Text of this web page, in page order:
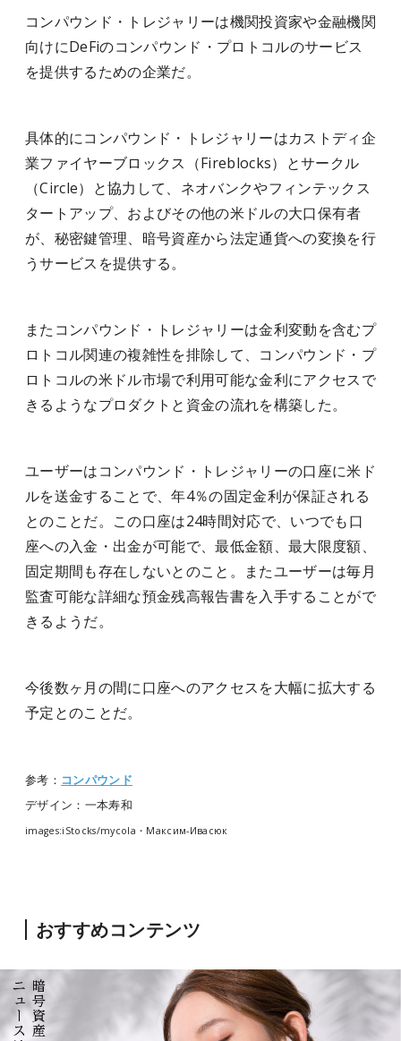
コンパウンド・トレジャリーは機関投資家や金融機関
向けにDeFiのコンパウンド・プロトコルのサービス
を提供するための企業だ。
具体的にコンパウンド・トレジャリーはカストディ企
業ファイヤーブロックス（Fireblocks）とサークル
（Circle）と協力して、ネオバンクやフィンテックス
タートアップ、およびその他の米ドルの大口保有者
が、秘密鍵管理、暗号資産から法定通貨への変換を行
うサービスを提供する。
またコンパウンド・トレジャリーは金利変動を含むプ
ロトコル関連の複雑性を排除して、コンパウンド・プ
ロトコルの米ドル市場で利用可能な金利にアクセスで
きるようなプロダクトと資金の流れを構築した。
ユーザーはコンパウンド・トレジャリーの口座に米ド
ルを送金することで、年4％の固定金利が保証される
とのことだ。この口座は24時間対応で、いつでも口
座への入金・出金が可能で、最低金額、最大限度額、
固定期間も存在しないとのこと。またユーザーは毎月
監査可能な詳細な預金残高報告書を入手することがで
きるようだ。
今後数ヶ月の間に口座へのアクセスを大幅に拡大する
予定とのことだ。
参考： コンパウンド
デザイン：一本寿和
images:iStocks/mycola・Максим-Ивасюк
おすすめコンテンツ